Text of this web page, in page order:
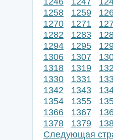
1258
1259
1270
1271
1282
1283
1294
1295
1306
1307
1318
1319
1330
1331
1342
1343
1354
1355
1366
1367
1378
1379
Следующая